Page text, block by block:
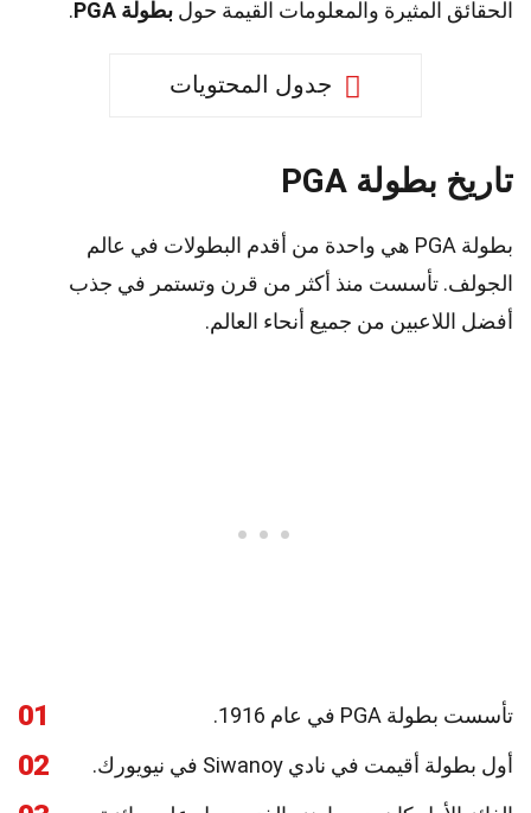
الحقائق المثيرة والمعلومات القيمة حول بطولة PGA .
جدول المحتويات
تاريخ بطولة PGA
بطولة PGA هي واحدة من أقدم البطولات في عالم
الجولف. تأسست منذ أكثر من قرن وتستمر في جذب
أفضل اللاعبين من جميع أنحاء العالم.
01 تأسست بطولة PGA في عام 1916.
02 أول بطولة أقيمت في نادي Siwanoy في نيويورك.